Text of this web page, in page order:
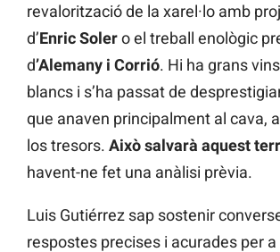
revalorització de la xarel·lo amb
d’Enric Solero el treball enològic
d’Alemany i Corrió. Hi ha grans
blancs i s’ha passat de
que anaven principalment al cava,
los tresors. Això salvarà aquest
havent-ne fet una anàlisi prèvia.
Luis Gutiérrez sap sostenir
respostes precises i acurades per